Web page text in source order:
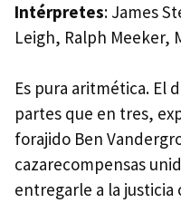
Intérpretes: James
Leigh, Ralph Meeker,
Es pura aritmética. El
partes que en tres,
forajido Ben
cazarecompensas
entregarle a la